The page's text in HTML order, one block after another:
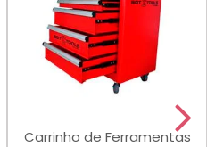
Carrinho de Ferramentas